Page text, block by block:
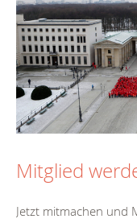
Mitglied
Jetzt mitmachen und